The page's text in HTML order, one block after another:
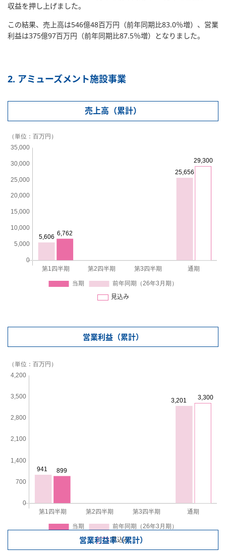
収益を押し上げました。
この結果、売上高は546億48百万円（前年同期比83.0％増）、営業
利益は375億97百万円（前年同期比87.5％増）となりました。
2. アミューズメント施設事業
売上高（累計）
見込み
営業利益（累計）
見込み
営業利益率（累計）